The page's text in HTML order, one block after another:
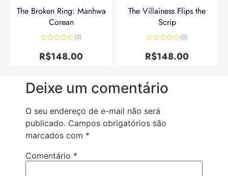
The Broken Ring: Manhwa
Corean
0
de
(0)
R$148.00
The Villainess Flips the
Scrip
0
de
(0)
R$148.00
Deixe um comentário
O seu endereço de e-mail não será
publicado. Campos obrigatórios são
marcados com *
Comentário *